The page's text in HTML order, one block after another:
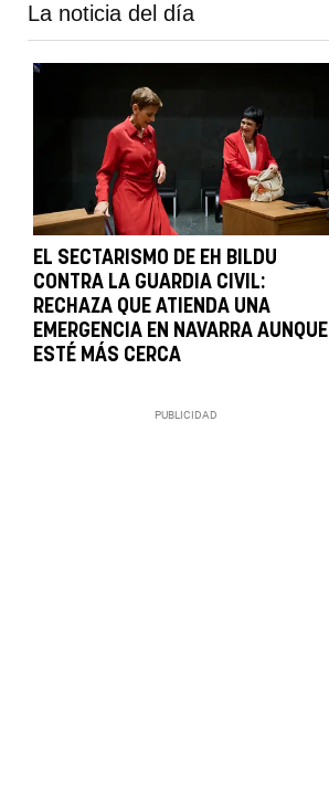
La noticia del día
EL SECTARISMO DE EH BILDU
CONTRA LA GUARDIA CIVIL:
RECHAZA QUE ATIENDA UNA
EMERGENCIA EN NAVARRA AUNQUE
ESTÉ MÁS CERCA